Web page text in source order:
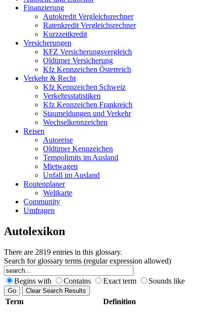
Finanzierung
Autokredit Vergleichsrechner
Ratenkredit Vergleichsrechner
Kurzzeitkredit
Versicherungen
KFZ Versicherungsvergleich
Oldtimer Versicherung
Kfz Kennzeichen Österreich
Verkehr & Recht
Kfz Kennzeichen Schweiz
Verkehrsstatistiken
Kfz Kennzeichen Frankreich
Staumeldungen und Verkehr
Wechselkennzeichen
Reisen
Autoreise
Oldtimer Kennzeichen
Tempolimits im Ausland
Mietwagen
Unfall im Ausland
Routenplaner
Weltkarte
Community
Umfragen
Autolexikon
There are 2819 entries in this glossary.
Search for glossary terms (regular expression allowed)
Begins with Contains Exact term Sounds like
Term Definition